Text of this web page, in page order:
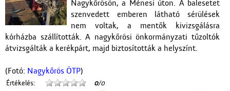
Nagykőrösön, a Ménesi úton. A balesetet
szenvedett emberen látható sérülések
nem voltak, a mentők kivizsgálásra
kórházba szállították. A nagykőrösi önkormányzati tűzoltók
átvizsgálták a kerékpárt, majd biztosították a helyszínt.
(Fotó: Nagykőrös ÖTP)
Értékelés: 0/0